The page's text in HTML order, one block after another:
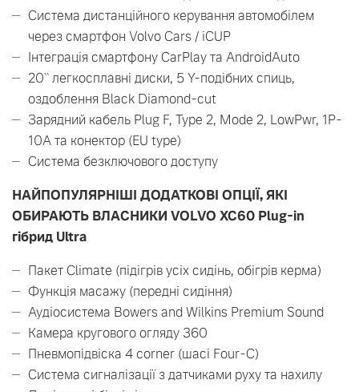
Cистема дистанційного керування автомобілем
через смартфон Volvo Cars / iCUP
Інтеграція смартфону CarPlay та AndroidAuto
20`` легкосплавні диски, 5 Y-подібних спиць,
оздоблення Black Diamond-cut
Зарядний кабель Plug F, Type 2, Mode 2, LowPwr, 1P-
10A та конектор (EU type)
Система безключового доступу
НАЙПОПУЛЯРНІШІ ДОДАТКОВІ ОПЦІЇ, ЯКІ
ОБИРАЮТЬ ВЛАСНИКИ VOLVO XC60 Plug-in
гібрид Ultra
Пакет Climate (підігрів усіх сидінь, обігрів керма)
Функція масажу (передні сидіння)
Аудіосистема Bowers and Wilkins Premium Sound
Камера кругового огляду 360
Пневмопідвіска 4 corner (шасі Four-C)
Система сигналізації з датчиками руху та нахилу